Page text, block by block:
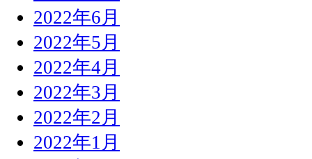
2022年6月
2022年5月
2022年4月
2022年3月
2022年2月
2022年1月